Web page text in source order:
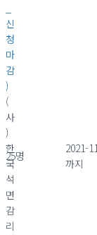
신
청
마
감
)
(
사
)
한
국
석
면
감
리
25명
2021-
까지